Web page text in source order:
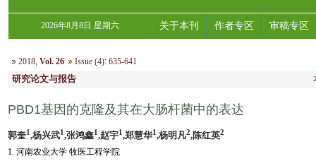
2026年8月8日 星期六 关于本刊 作者专区 审稿专区
2018, Vol. 26 Issue (4):635-641
研究论文与报告
PBD1基因的克隆及其在大肠杆菌中的表达
郭奎1,杨兴武1,张鸿鑫1,赵宇1,郑慧华1,杨明凡2,陈红英2
1. 河南农业大学 牧医工程学院